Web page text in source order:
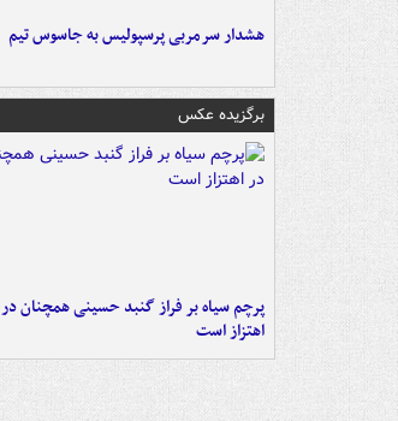
هشدار سرمربی پرسپولیس به جاسوس تیم
برگزیده عکس
پرچم سیاه بر فراز گنبد حسینی همچنان در
اهتزاز است